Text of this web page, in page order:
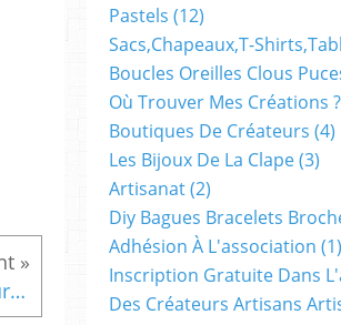
par artiste peintre sculpteure,broche rectangle ceramique incrustée de pierre de lune cornaline corail et cristal autrichien,fermoir epingle,cadeau fete noel anniversaire,fait mains en france,rouge vert violet marron bleu
Pastels (12)
Sacs,chapeaux,t-
Boucles Oreilles Clous
Où Trouver Mes Créations ?
Boutiques De Créateurs (4)
Les Bijoux De La Clape(3)
Artisanat(2)
Diy Bagues Bracelets
Adhésion À L'association (1)
Inscription Gratuite Dans
Des Créateurs Artisans